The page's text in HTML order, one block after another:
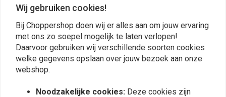
Plaats ook een review
Vergelijkbare producten
Wij gebruiken cookies!
Bij Choppershop doen wij er alles aan om jouw ervaring
met ons zo soepel mogelijk te laten verlopen!
Daarvoor gebruiken wij verschillende soorten cookies
welke gegevens opslaan over jouw bezoek aan onze
webshop.
Noodzakelijke cookies: Deze cookies zijn